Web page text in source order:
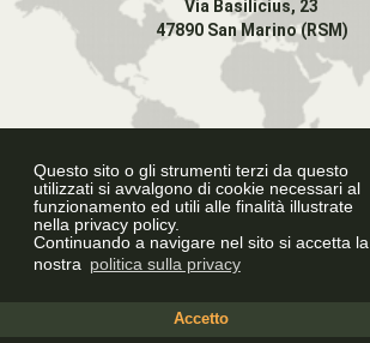
Questo sito o gli strumenti terzi da questo
utilizzati si avvalgono di cookie necessari al
funzionamento ed utili alle finalità illustrate
nella privacy policy.
Continuando a navigare nel sito si accetta la
nostra politica sulla privacy
Accetto
Via Basilicius, 23
47890 San Marino (RSM)
Graphic Design